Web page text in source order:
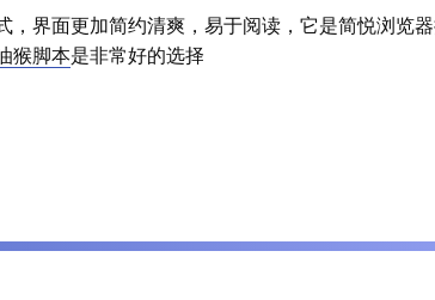
界面更加简约清爽，易于阅读，它是简悦浏览
猴脚本是非常好的选择